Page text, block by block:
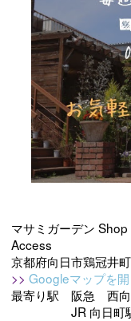
マサミガーデン Shop
Access
京都府向日市鶏冠井
>> Googleマップを開
最寄り駅 阪急 西向
JR 向日町駅